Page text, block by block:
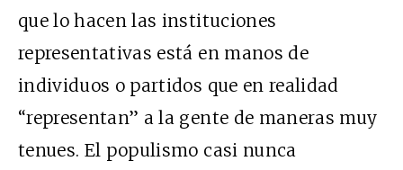
que lo hacen las instituciones
representativas está en manos de
individuos o partidos que en realidad
“representan” a la gente de maneras muy
tenues. El populismo casi nunca